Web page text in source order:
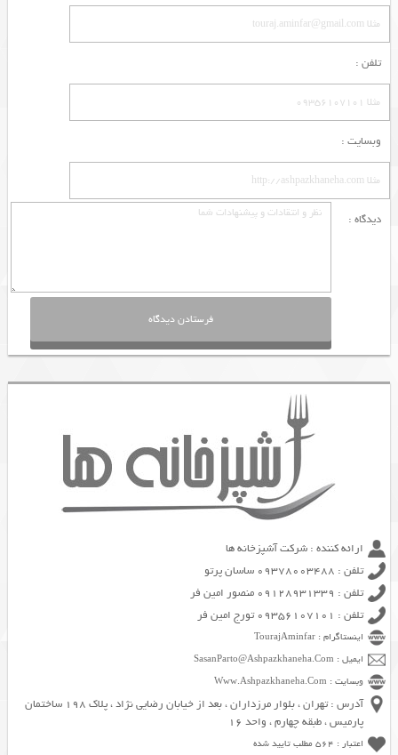
تلفن :
وبسایت :
دیدگاه :
ارائه کننده : شرکت آشپزخانه ها
تلفن : 09378003488 ساسان پرتو
تلفن : 09128931339 منصور امین فر
تلفن : 09356107101 تورج امین فر
اینستاگرام : TourajAminfar
ایمیل : SasanParto@Ashpazkhaneha.Com
وبسایت : Www.Ashpazkhaneha.Com
آدرس : تهران ، بلوار مرزداران ، بعد از خیابان رضایی نژاد ، پلاک 198 ساختمان
پارمیس ، طبقه چهارم ، واحد 16
اعتبار : 564 مطلب تایید شده